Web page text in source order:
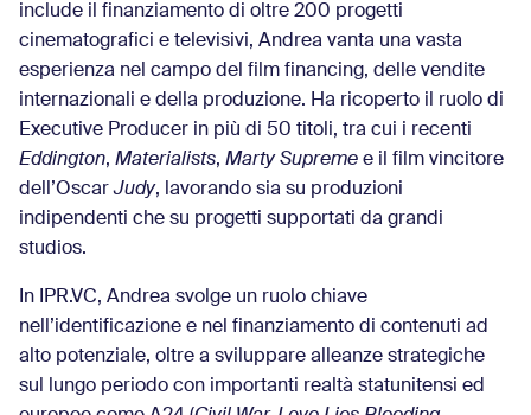
include il finanziamento di oltre 200 progetti
cinematografici e televisivi, Andrea vanta una vasta
esperienza nel campo del film financing, delle vendite
internazionali e della produzione. Ha ricoperto il ruolo di
Executive Producer in più di 50 titoli, tra cui i recenti
Eddington, Materialists, Marty Supreme e il film vincitore
dell’OscarJudy, lavorando sia su produzioni
indipendenti che su progetti supportati da grandi
studios.
In IPR.VC, Andrea svolge un ruolo chiave
nell’identificazione e nel finanziamento di contenuti ad
alto potenziale, oltre a sviluppare alleanze strategiche
sul lungo periodo con importanti realtà statunitensi ed